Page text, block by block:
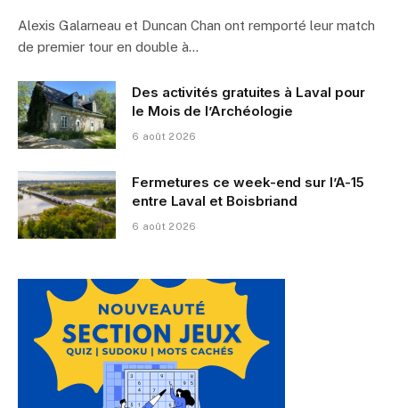
Alexis Galarneau et Duncan Chan ont remporté leur match
de premier tour en double à…
Des activités gratuites à Laval pour
le Mois de l’Archéologie
6 août 2026
Fermetures ce week-end sur l’A-15
entre Laval et Boisbriand
6 août 2026